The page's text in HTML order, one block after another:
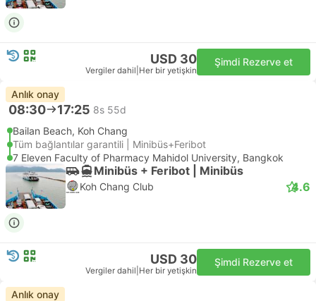
USD 30
Vergiler dahil Her bir yetişkin
Şimdi Rezerve et
Anlık onay
08:30 17:25 8s 55d
Bailan Beach, Koh Chang
Tüm bağlantılar garantili | Minibüs+Feribot
7 Eleven Faculty of Pharmacy Mahidol University, Bangkok
Minibüs + Feribot | Minibüs
Koh Chang Club 4.6
USD 30
Vergiler dahil Her bir yetişkin
Şimdi Rezerve et
Anlık onay